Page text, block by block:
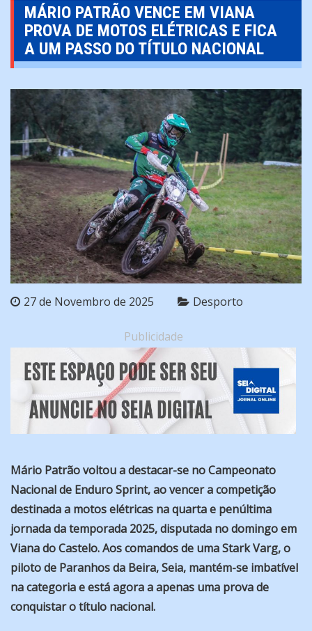
MÁRIO PATRÃO VENCE EM VIANA
PROVA DE MOTOS ELÉTRICAS E FICA
A UM PASSO DO TÍTULO NACIONAL
27 de Novembro de 2025 Desporto
Publicidade
Mário Patrão voltou a destacar-se no Campeonato
Nacional de Enduro Sprint, ao vencer a competição
destinada a motos elétricas na quarta e penúltima
jornada da temporada 2025, disputada no domingo em
Viana do Castelo. Aos comandos de uma Stark Varg, o
piloto de Paranhos da Beira, Seia, mantém-se imbatível
na categoria e está agora a apenas uma prova de
conquistar o título nacional.